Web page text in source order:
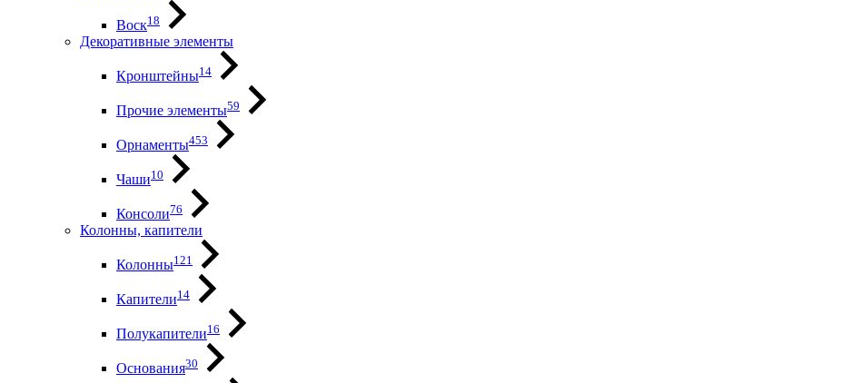
Воск18
Декоративные элементы
Кронштейны14
Прочие элементы59
Орнаменты453
Чаши10
Консоли76
Колонны, капители
Колонны121
Капители14
Полукапители16
Основания30